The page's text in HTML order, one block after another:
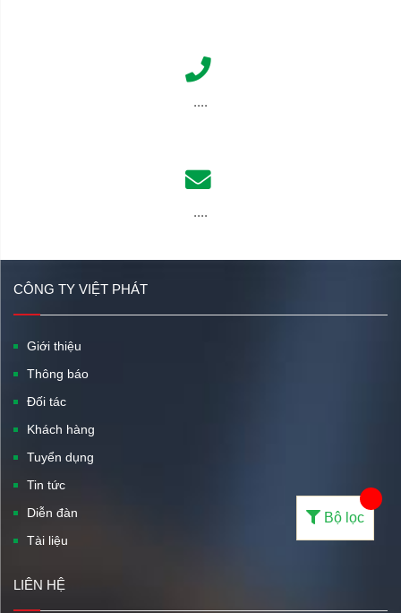
Bộ lọc
....
....
CÔNG TY VIỆT PHÁT
Giới thiệu
Thông báo
Đối tác
Khách hàng
Tuyển dụng
Tin tức
Diễn đàn
Tài liệu
LIÊN HỆ